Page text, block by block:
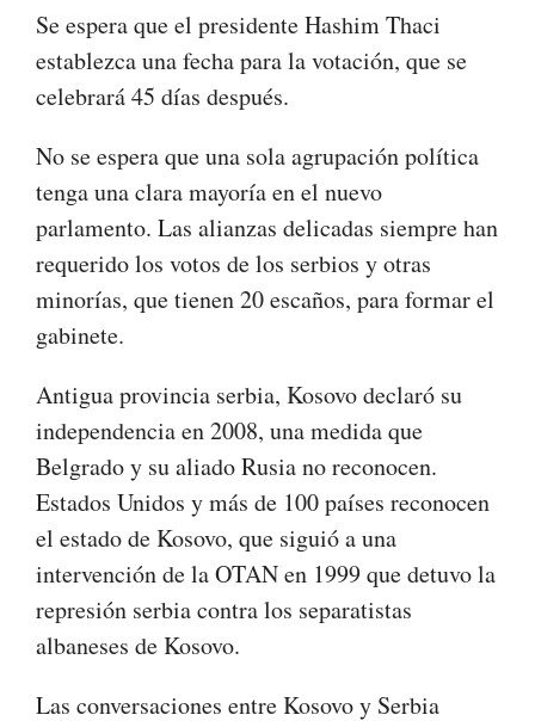
Se espera que el presidente Hashim Thaci
establezca una fecha para la votación, que se
celebrará 45 días después.
No se espera que una sola agrupación política
tenga una clara mayoría en el nuevo
parlamento. Las alianzas delicadas siempre han
requerido los votos de los serbios y otras
minorías, que tienen 20 escaños, para formar el
gabinete.
Antigua provincia serbia, Kosovo declaró su
independencia en 2008, una medida que
Belgrado y su aliado Rusia no reconocen.
Estados Unidos y más de 100 países reconocen
el estado de Kosovo, que siguió a una
intervención de la OTAN en 1999 que detuvo la
represión serbia contra los separatistas
albaneses de Kosovo.
Las conversaciones entre Kosovo y Serbia